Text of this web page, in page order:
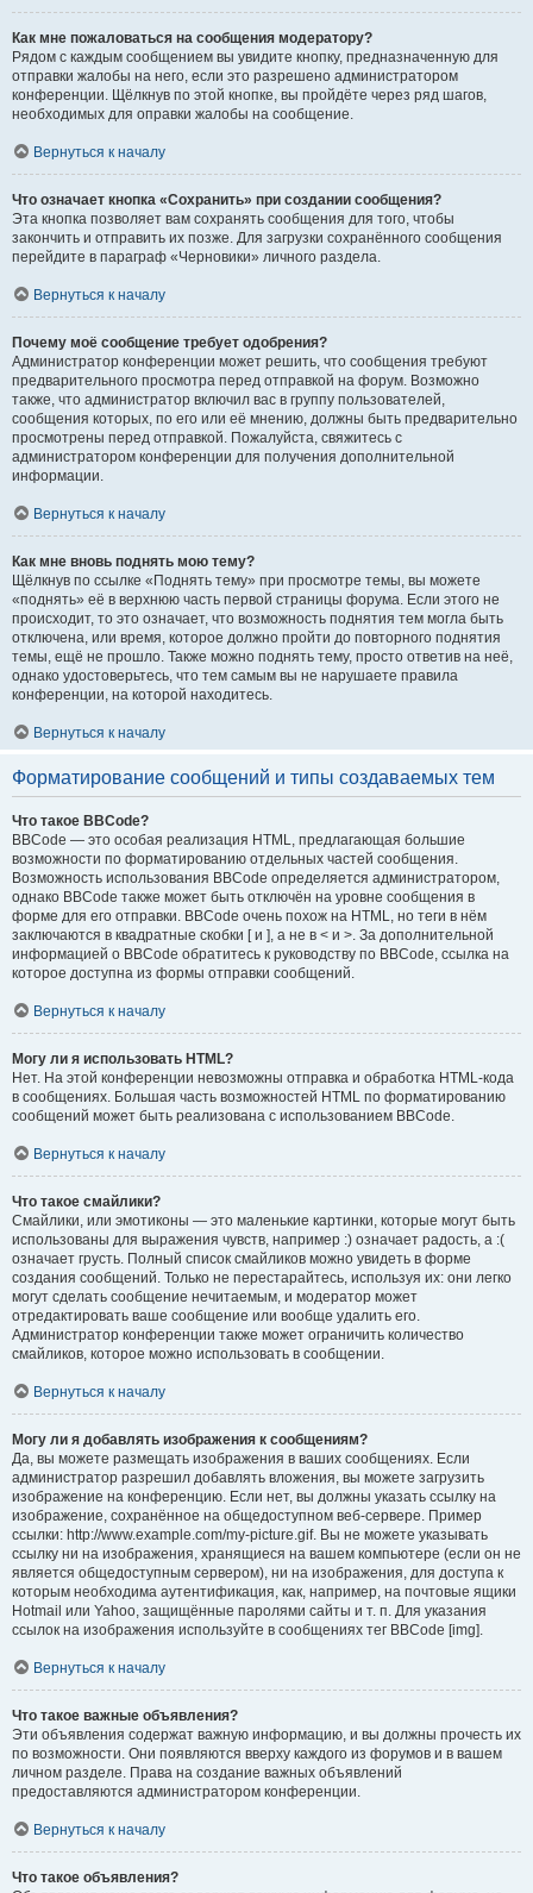
Как мне пожаловаться на сообщения модератору?
Рядом с каждым сообщением вы увидите кнопку, предназначенную для
отправки жалобы на него, если это разрешено администратором
конференции. Щёлкнув по этой кнопке, вы пройдёте через ряд шагов,
необходимых для оправки жалобы на сообщение.
Вернуться к началу
Что означает кнопка «Сохранить» при создании сообщения?
Эта кнопка позволяет вам сохранять сообщения для того, чтобы
закончить и отправить их позже. Для загрузки сохранённого сообщения
перейдите в параграф «Черновики» личного раздела.
Вернуться к началу
Почему моё сообщение требует одобрения?
Администратор конференции может решить, что сообщения требуют
предварительного просмотра перед отправкой на форум. Возможно
также, что администратор включил вас в группу пользователей,
сообщения которых, по его или её мнению, должны быть предварительно
просмотрены перед отправкой. Пожалуйста, свяжитесь с
администратором конференции для получения дополнительной
информации.
Вернуться к началу
Как мне вновь поднять мою тему?
Щёлкнув по ссылке «Поднять тему» при просмотре темы, вы можете
«поднять» её в верхнюю часть первой страницы форума. Если этого не
происходит, то это означает, что возможность поднятия тем могла быть
отключена, или время, которое должно пройти до повторного поднятия
темы, ещё не прошло. Также можно поднять тему, просто ответив на неё,
однако удостоверьтесь, что тем самым вы не нарушаете правила
конференции, на которой находитесь.
Вернуться к началу
Форматирование сообщений и типы создаваемых тем
Что такое BBCode?
BBCode — это особая реализация HTML, предлагающая большие
возможности по форматированию отдельных частей сообщения.
Возможность использования BBCode определяется администратором,
однако BBCode также может быть отключён на уровне сообщения в
форме для его отправки. BBCode очень похож на HTML, но теги в нём
заключаются в квадратные скобки [ и ], а не в < и >. За дополнительной
информацией о BBCode обратитесь к руководству по BBCode, ссылка на
которое доступна из формы отправки сообщений.
Вернуться к началу
Могу ли я использовать HTML?
Нет. На этой конференции невозможны отправка и обработка HTML-кода
в сообщениях. Большая часть возможностей HTML по форматированию
сообщений может быть реализована с использованием BBCode.
Вернуться к началу
Что такое смайлики?
Смайлики, или эмотиконы — это маленькие картинки, которые могут быть
использованы для выражения чувств, например :) означает радость, а :(
означает грусть. Полный список смайликов можно увидеть в форме
создания сообщений. Только не перестарайтесь, используя их: они легко
могут сделать сообщение нечитаемым, и модератор может
отредактировать ваше сообщение или вообще удалить его.
Администратор конференции также может ограничить количество
смайликов, которое можно использовать в сообщении.
Вернуться к началу
Могу ли я добавлять изображения к сообщениям?
Да, вы можете размещать изображения в ваших сообщениях. Если
администратор разрешил добавлять вложения, вы можете загрузить
изображение на конференцию. Если нет, вы должны указать ссылку на
изображение, сохранённое на общедоступном веб-сервере. Пример
ссылки: http://www.example.com/my-picture.gif. Вы не можете указывать
ссылку ни на изображения, хранящиеся на вашем компьютере (если он не
является общедоступным сервером), ни на изображения, для доступа к
которым необходима аутентификация, как, например, на почтовые ящики
Hotmail или Yahoo, защищённые паролями сайты и т. п. Для указания
ссылок на изображения используйте в сообщениях тег BBCode [img].
Вернуться к началу
Что такое важные объявления?
Эти объявления содержат важную информацию, и вы должны прочесть их
по возможности. Они появляются вверху каждого из форумов и в вашем
личном разделе. Права на создание важных объявлений
предоставляются администратором конференции.
Вернуться к началу
Что такое объявления?